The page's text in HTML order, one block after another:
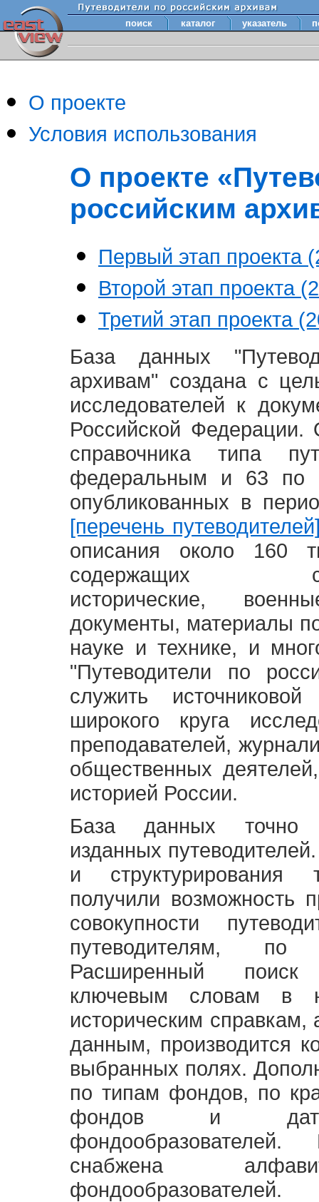
поиск каталог указатель
О проекте
Условия использования
О проекте
российским
Первый этап проекта
Второй этап проекта
Третий этап проекта
База данных
архивам" создана с
исследователей к
Российской
справочника типа
федеральным и 63 по
опубликованных в
[перечень
описания около 160
содержащих
исторические,
документы, материалы
науке и технике, и
"Путеводители по
служить
широкого круга
преподавателей,
общественных
историей России.
База данных точно
изданных
и структурирования
получили возможность
совокупности
путеводителям,
Расширенный
ключевым словам в
историческим
данным, производится
выбранных полях.
по типам фондов, по
фондов и
снабжена
фондообразователей.